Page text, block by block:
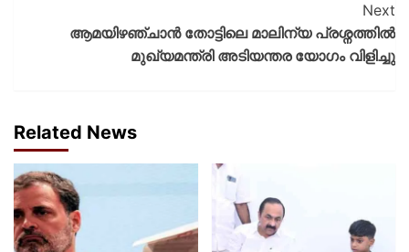
Next
ആമയിഴഞ്ചാൻ തോട്ടിലെ മാലിന്യ പ്രശ്നത്തിൽ
മുഖ്യമന്ത്രി അടിയന്തര യോഗം വിളിച്ചു
Related News